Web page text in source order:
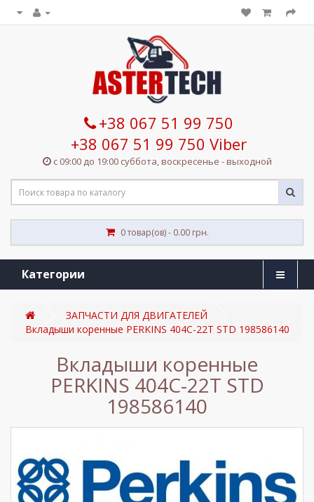
+38 067 51 99 750
+38 067 51 99 750 Viber
с 09:00 до 19:00 суббота, воскресенье - выходной
0 товар(ов) - 0.00 грн.
Категории
ЗАПЧАСТИ ДЛЯ ДВИГАТЕЛЕЙ
Вкладыши коренные PERKINS 404C-22T STD 198586140
Вкладыши коренные
PERKINS 404C-22T STD
198586140